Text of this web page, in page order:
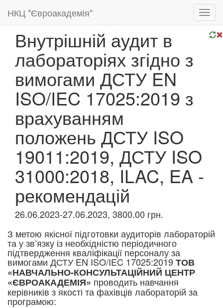
НКЦ "Євроакадемія"
Внутрішній аудит в
лабораторіях згідно з
вимогами ДСТУ EN
ISO/IEC 17025:2019 з
врахуванням
положень ДСТУ ISO
19011:2019, ДСТУ ISO
31000:2018, ILAC, EA -
рекомендацій
26.06.2023-27.06.2023, 3800.00 грн.
З метою якісної підготовки аудиторів лабораторій
та у зв’язку із необхідністю періодичного
підтвердження кваліфікації персоналу за
вимогами ДСТУ EN ISO/IEC 17025:2019 ТОВ
«НАВЧАЛЬНО-КОНСУЛЬТАЦІЙНИЙ ЦЕНТР
«ЄВРОАКАДЕМІЯ» проводить навчання
керівників з якості та фахівців лабораторій за
програмою:​